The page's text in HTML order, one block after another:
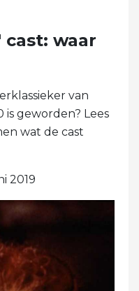
cast: waar
van
is geworden? Lees
wat de cast
2019